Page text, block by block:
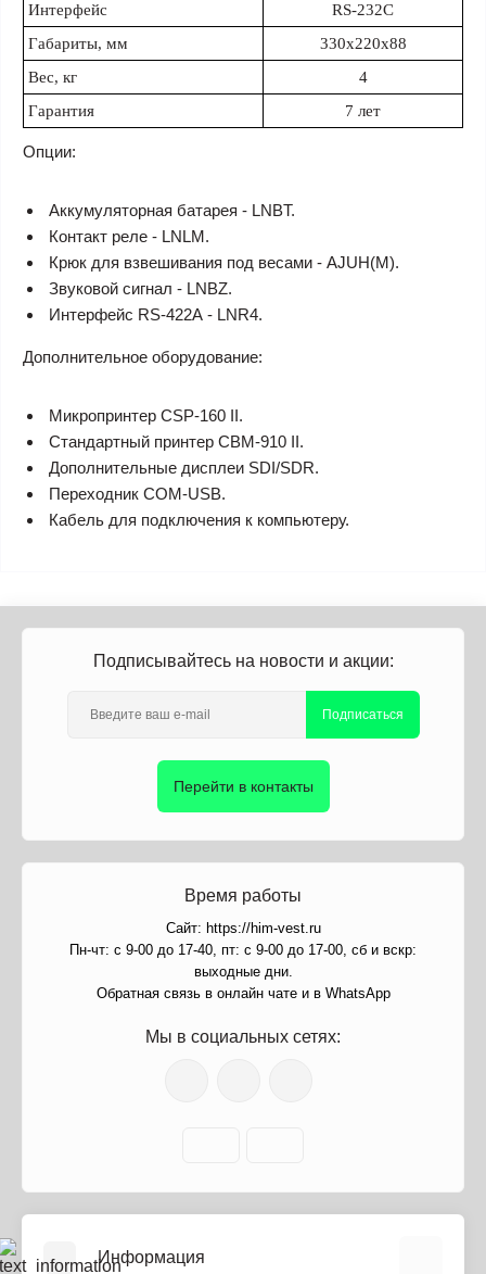
Интерфейс
RS-232C
Габариты, мм
330х220х88
Вес, кг
4
Гарантия
7 лет
Опции:
Аккумуляторная батарея - LNBT.
Контакт реле - LNLM.
Крюк для взвешивания под весами - AJUH(M).
Звуковой сигнал - LNBZ.
Интерфейс RS-422А - LNR4.
Дополнительное оборудование:
Микропринтер CSP-160 II.
Стандартный принтер CBM-910 II.
Дополнительные дисплеи SDI/SDR.
Переходник COM-USB.
Кабель для подключения к компьютеру.
Подписывайтесь на новости и акции:
Подписаться
Перейти в контакты
Время работы
Сайт: https://him-vest.ru
Пн-чт: с 9-00 до 17-40, пт: с 9-00 до 17-00, сб и вскр:
выходные дни.
Обратная связь в онлайн чате и в WhatsApp
Мы в социальных сетях:
Информация